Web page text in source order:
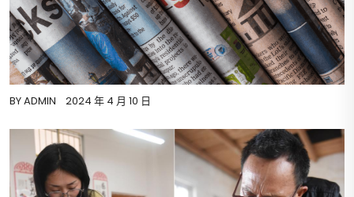
BYADMIN 2024 年 4 月 10 日